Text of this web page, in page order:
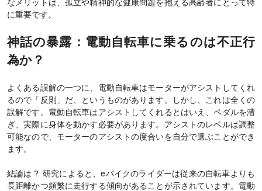
なメリットは、孤立や精神的な健康問題を抱える高齢者にとって特
に重要です。
神話の暴露：電動自転車に乗るのは不正行
為か？
よくある誤解の一つに、電動自転車はモーターがアシストしてくれ
るので「反則」だ、というものがあります。しかし、これは全くの
誤解です。電動自転車はアシストしてくれるとはいえ、ペダルを漕
ぎ、実際に身体を動かす必要があります。アシストのレベルは調整
可能なので、モーターのアシストの度合いを自分で選ぶことができ
ます。
結論は？ 研究によると、eバイクのライダーは従来の自転車よりも
長距離かつ頻繁に走行する傾向があることが示されています。電動